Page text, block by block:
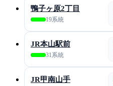
鴨子ヶ原2丁目
19系統
JR本山駅前
31系統
JR甲南山手